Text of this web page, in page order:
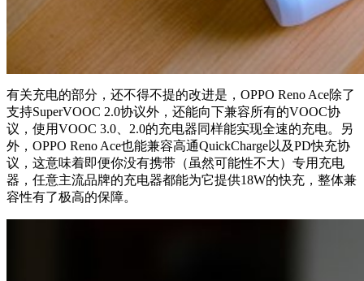
有关充电的部分，还不得不提的改进是，OPPO Reno Ace除了
支持SuperVOOC 2.0协议外，还能向下兼容所有的VOOC协
议，使用VOOC 3.0、2.0的充电器同样能实现全速的充电。另
外，OPPO Reno Ace也能兼容高通QuickCharge以及PD快充协
议，这意味着即便你没有携带（虽然可能性不大）专用充电
器，任意主流品牌的充电器都能为它提供18W的快充，整体兼
容性有了极高的保障。